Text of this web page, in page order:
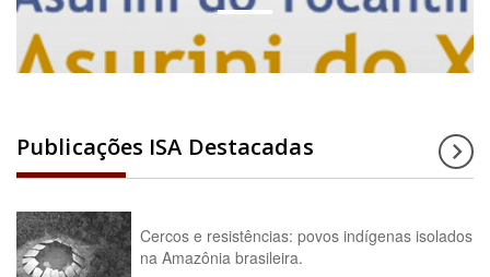
Publicações ISA Destacadas
Cercos e resistências: povos indígenas isolados
na Amazônia brasileira.